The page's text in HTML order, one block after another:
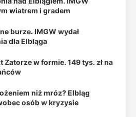
wiatrem i gradem
burze. IMGW wydał
dla Elbląga
Zatorze w formie. 149 tys. zł na
niż mróz? Elbląg
osób w kryzysie